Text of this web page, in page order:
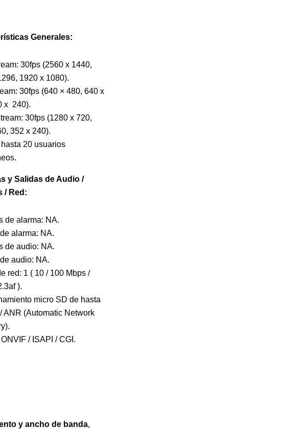
Generales:
30fps (2560 x 1440,
1920 x 1080).
30fps (640 × 480, 640 x
x 240).
30fps (1280 x 720,
352 x 240).
20 usuarios
y Salidas de Audio /
/ Red:
de alarma: NA.
alarma: NA.
de audio: NA.
audio: NA.
red: 1 ( 10 / 100 Mbps /
).
micro SD de hasta
ANR (Automatic Network
/ ISAPI / CGI.
y ancho de banda,